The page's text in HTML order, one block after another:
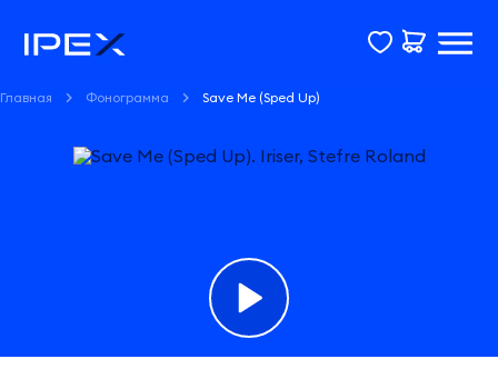
Главная Фонограмма Save Me (Sped Up)